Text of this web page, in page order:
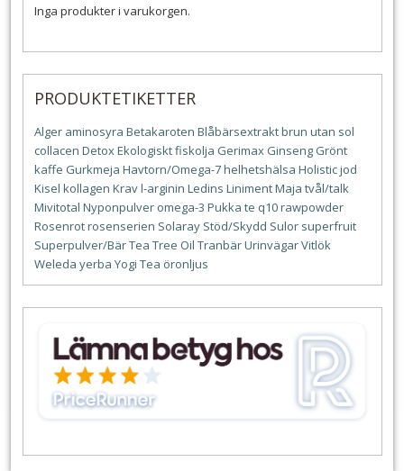
Inga produkter i varukorgen.
PRODUKTETIKETTER
Alger aminosyra Betakaroten Blåbärsextraktbrun utan sol
collacen DetoxEkologisktfiskolja Gerimax Ginseng Grönt
kaffe Gurkmeja Havtorn/Omega-7helhetshälsa Holisticjod
Kisel kollagen Kravl-arginin Ledins LinimentMaja tvål/talk
Mivitotal Nyponpulver omega-3 Pukka te q10rawpowder
Rosenrotrosenserien Solaray Stöd/Skydd Sulor superfruit
Superpulver/BärTea Tree Oil TranbärUrinvägarVitlök
Weleda yerba Yogi Tea öronljus